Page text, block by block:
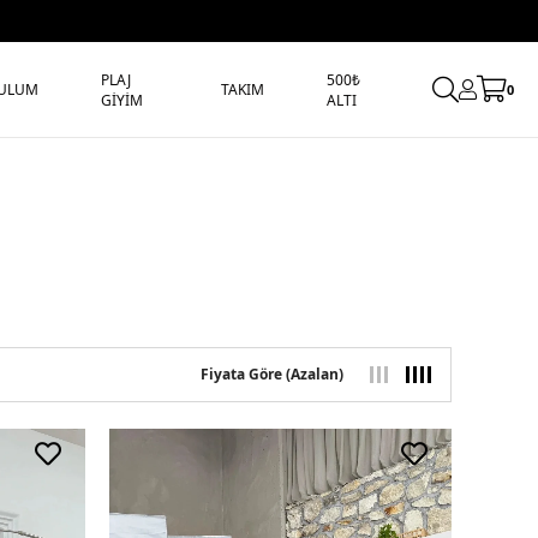
PLAJ
GİYİM
TAKIM
500₺
ALTI
0
Fiyata Göre (Azalan)